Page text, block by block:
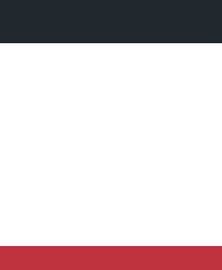
न्योता भोज